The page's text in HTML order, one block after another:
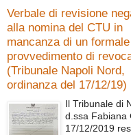
Verbale di revisione
alla nomina del CTU in
mancanza di un formale
provvedimento di
(Tribunale Napoli Nord,
ordinanza del 17/12/19)
Il Tribunale di
d.ssa Fabiana
17/12/2019